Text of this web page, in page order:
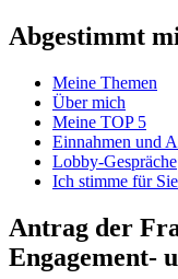
Abgestimmt
Meine Themen
Über mich
Meine TOP 5
Einnahmen und
Lobby-Gespräche
Ich stimme für
Antrag der
Engagement-